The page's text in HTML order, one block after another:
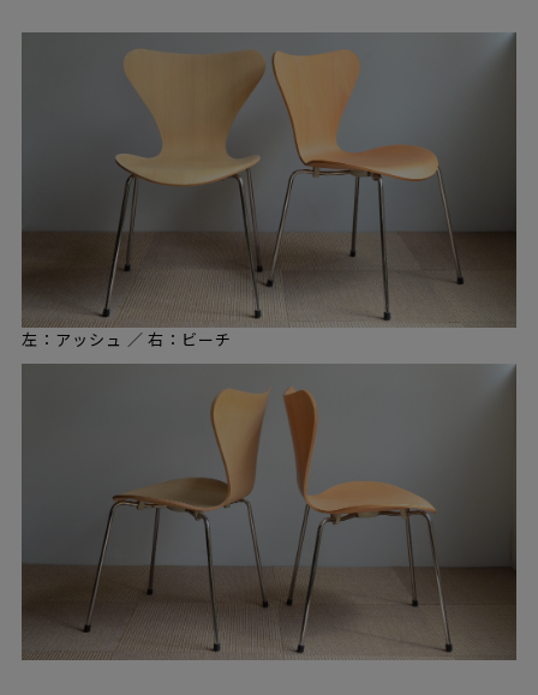
左：アッシュ ／ 右：ビーチ